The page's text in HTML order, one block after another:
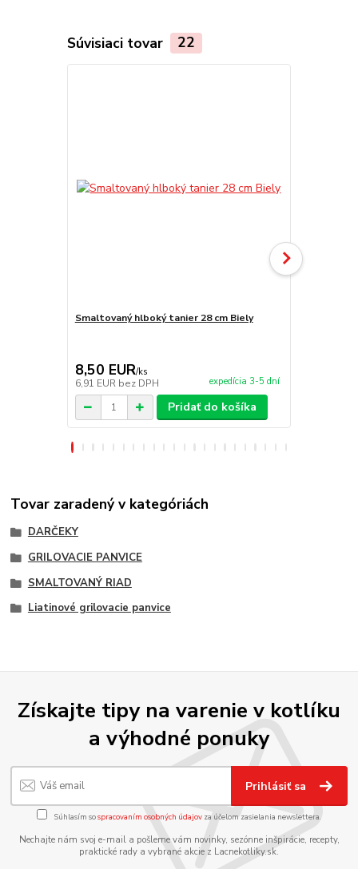
Súvisiaci tovar 22
Smaltovaný hlboký tanier 28 cm Biely
8,50 EUR/ks
6,91 EUR bez DPH expedícia 3-5 dní
Pridať do košíka
Tovar zaradený v kategóriách
DARČEKY
GRILOVACIE PANVICE
SMALTOVANÝ RIAD
Liatinové grilovacie panvice
Získajte tipy na varenie v kotlíku
a výhodné ponuky
Prihlásiť sa
Súhlasím sospracovaním osobných údajov za účelom zasielania newslettera.
Nechajte nám svoj e-mail a pošleme vám novinky, sezónne inšpirácie, recepty,
praktické rady a vybrané akcie z Lacnekotliky.sk.